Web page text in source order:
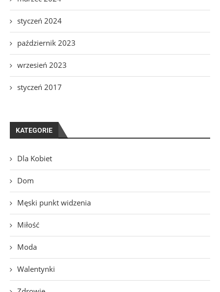
styczeń 2024
październik 2023
wrzesień 2023
styczeń 2017
KATEGORIE
Dla Kobiet
Dom
Męski punkt widzenia
Miłość
Moda
Walentynki